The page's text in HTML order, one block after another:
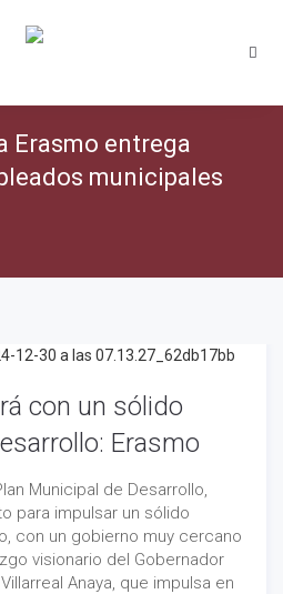
Erasmo entrega
municipales
con un sólido
Erasmo
Municipal de Desarrollo,
para impulsar un sólido
con un gobierno muy cercano
visionario del Gobernador
Anaya, que impulsa en